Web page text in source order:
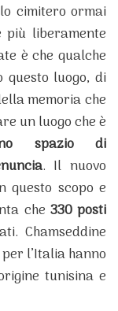
cimitero ormai
più liberamente
è che qualche
questo luogo, di
memoria che
un luogo che è
spazio di
. Il nuovo
questo scopo e
che 330 posti
Chamseddine
l’Italia hanno
tunisina e